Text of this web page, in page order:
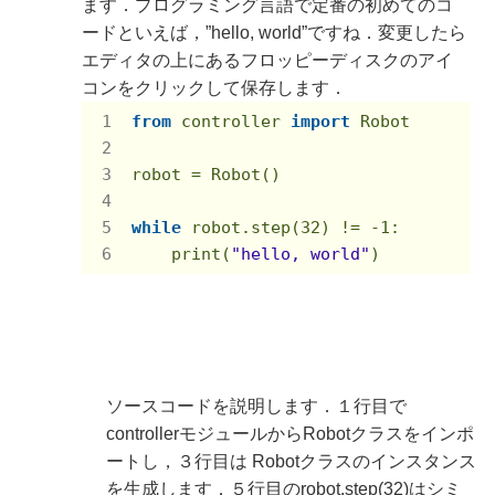
ます．プログラミング言語で定番の初めてのコ
ードといえば，”hello, world”ですね．変更したら
エディタの上にあるフロッピーディスクのアイ
コンをクリックして保存します．
from controller import Robot
robot = Robot()
while robot.step(32) != -1 :
    print(
"hello, world"
ソースコードを説明します．１行目で
controllerモジュールからRobotクラスをインポ
ートし，３行目は Robotクラスのインスタンス
を生成します．５行目のrobot.step(32)はシミ